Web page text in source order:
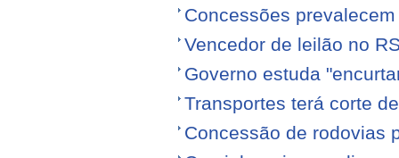
Concessões
Vencedor de leilão no
Governo estuda
Transportes terá corte
Concessão de rodovias